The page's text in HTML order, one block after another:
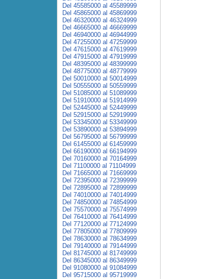
Del 45585000 al 45589999
Del 45865000 al 45869999
Del 46320000 al 46324999
Del 46665000 al 46669999
Del 46940000 al 46944999
Del 47255000 al 47259999
Del 47615000 al 47619999
Del 47915000 al 47919999
Del 48395000 al 48399999
Del 48775000 al 48779999
Del 50010000 al 50014999
Del 50555000 al 50559999
Del 51085000 al 51089999
Del 51910000 al 51914999
Del 52445000 al 52449999
Del 52915000 al 52919999
Del 53345000 al 53349999
Del 53890000 al 53894999
Del 56795000 al 56799999
Del 61455000 al 61459999
Del 66190000 al 66194999
Del 70160000 al 70164999
Del 71100000 al 71104999
Del 71665000 al 71669999
Del 72395000 al 72399999
Del 72895000 al 72899999
Del 74010000 al 74014999
Del 74850000 al 74854999
Del 75570000 al 75574999
Del 76410000 al 76414999
Del 77120000 al 77124999
Del 77805000 al 77809999
Del 78630000 al 78634999
Del 79140000 al 79144999
Del 81745000 al 81749999
Del 86345000 al 86349999
Del 91080000 al 91084999
Del 95715000 al 95719999